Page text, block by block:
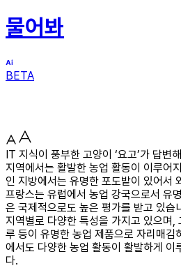
물어봐
BETA
IT 지식이 풍부한 고양이 ‘요고’가 답변
지역에서는 활발한 농업 활동이 이루어
인 지방에서는 유명한 포도밭이 있어서
프랑스는 유럽에서 농업 강국으로서 유
은 국제적으로도 높은 평가를 받고 있습
지역별로 다양한 특성을 가지고 있으며,
루 등이 유명한 농업 제품으로 자리매김
에서도 다양한 농업 활동이 활발하게 이
다.